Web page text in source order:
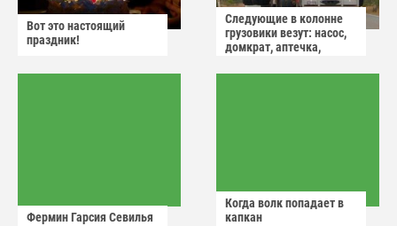
Вот это настоящий
праздник!
Следующие в колонне
грузовики везут: насос,
домкрат, аптечка,
Фермин Гарсия Севилья
Когда волк попадает в
капкан